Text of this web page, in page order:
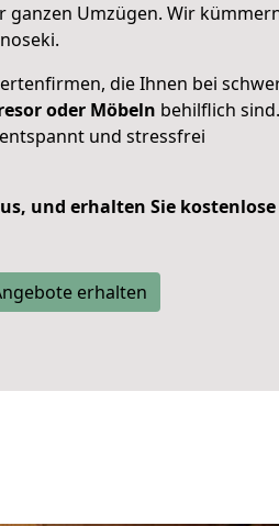
ganzen Umzügen. Wir
die Ihnen bei
oder Möbeln behilflich sind.
und stressfrei
und erhalten Sie kostenlose
erhalten